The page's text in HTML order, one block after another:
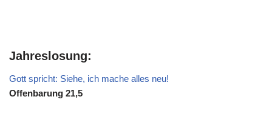
Jahreslosung:
Gott spricht: Siehe, ich mache alles neu!
Offenbarung 21,5